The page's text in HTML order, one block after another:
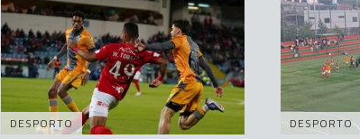
DESPORTO DESPORTO